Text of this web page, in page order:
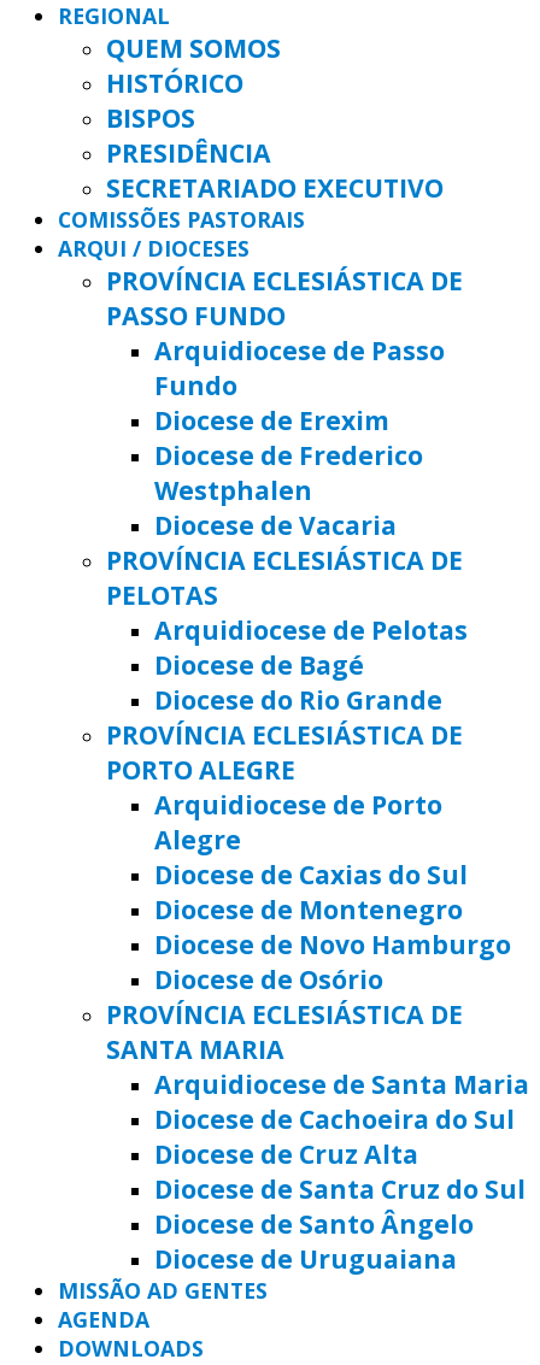
REGIONAL
QUEM SOMOS
HISTÓRICO
BISPOS
PRESIDÊNCIA
SECRETARIADO EXECUTIVO
COMISSÕES PASTORAIS
ARQUI / DIOCESES
PROVÍNCIA ECLESIÁSTICA DE
PASSO FUNDO
Arquidiocese de Passo
Fundo
Diocese de Erexim
Diocese de Frederico
Westphalen
Diocese de Vacaria
PROVÍNCIA ECLESIÁSTICA DE
PELOTAS
Arquidiocese de Pelotas
Diocese de Bagé
Diocese do Rio Grande
PROVÍNCIA ECLESIÁSTICA DE
PORTO ALEGRE
Arquidiocese de Porto
Alegre
Diocese de Caxias do Sul
Diocese de Montenegro
Diocese de Novo Hamburgo
Diocese de Osório
PROVÍNCIA ECLESIÁSTICA DE
SANTA MARIA
Arquidiocese de Santa Maria
Diocese de Cachoeira do Sul
Diocese de Cruz Alta
Diocese de Santa Cruz do Sul
Diocese de Santo Ângelo
Diocese de Uruguaiana
MISSÃO AD GENTES
AGENDA
DOWNLOADS